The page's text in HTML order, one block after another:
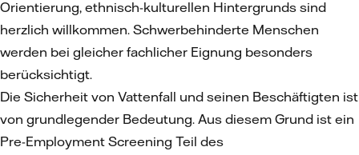
Orientierung, ethnisch-kulturellen Hintergrunds sind
herzlich willkommen. Schwerbehinderte Menschen
werden bei gleicher fachlicher Eignung besonders
berücksichtigt.
Die Sicherheit von Vattenfall und seinen Beschäftigten ist
von grundlegender Bedeutung. Aus diesem Grund ist ein
Pre-Employment Screening Teil des